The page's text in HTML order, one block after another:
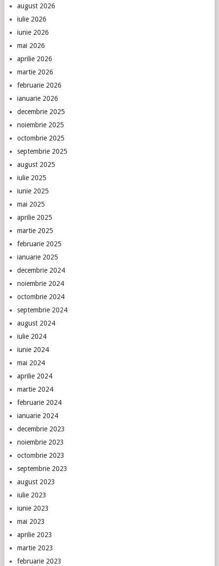
august 2026
iulie 2026
iunie 2026
mai 2026
aprilie 2026
martie 2026
februarie 2026
ianuarie 2026
decembrie 2025
noiembrie 2025
octombrie 2025
septembrie 2025
august 2025
iulie 2025
iunie 2025
mai 2025
aprilie 2025
martie 2025
februarie 2025
ianuarie 2025
decembrie 2024
noiembrie 2024
octombrie 2024
septembrie 2024
august 2024
iulie 2024
iunie 2024
mai 2024
aprilie 2024
martie 2024
februarie 2024
ianuarie 2024
decembrie 2023
noiembrie 2023
octombrie 2023
septembrie 2023
august 2023
iulie 2023
iunie 2023
mai 2023
aprilie 2023
martie 2023
februarie 2023